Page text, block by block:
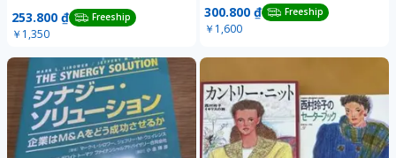
253.800 ₫ Freeship
￥1,350
300.800 ₫ Freeship
￥1,600